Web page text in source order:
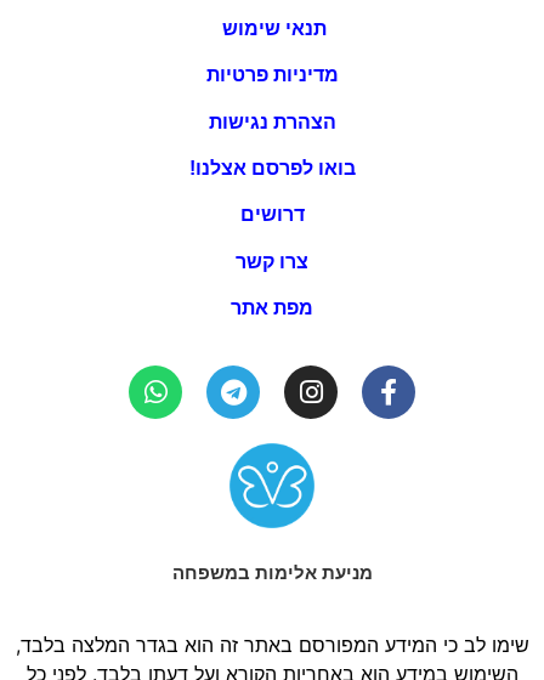
תנאי שימוש
מדיניות פרטיות
הצהרת נגישות
בואו לפרסם אצלנו!
דרושים
צרו קשר
מפת אתר
מניעת אלימות במשפחה
שימו לב כי המידע המפורסם באתר זה הוא בגדר המלצה בלבד,
השימוש במידע הוא באחריות הקורא ועל דעתו בלבד. לפני כל